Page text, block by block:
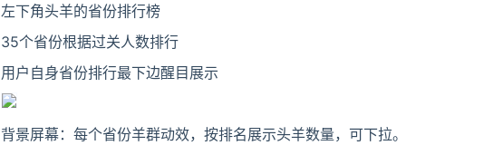
左下角头羊的省份排行榜
35个省份根据过关人数排行
用户自身省份排行最下边醒目展示
背景屏幕：每个省份羊群动效，按排名展示头羊数量，可下拉。